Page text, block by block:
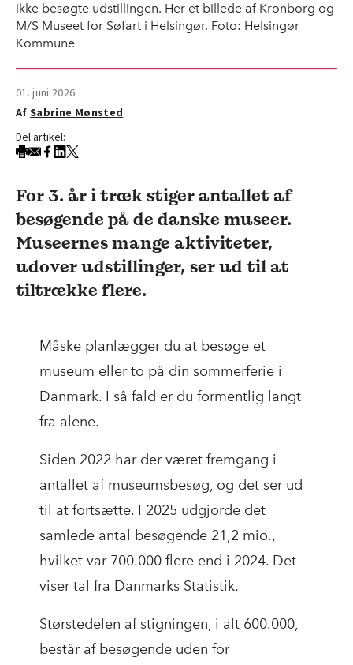
ikke besøgte udstillingen. Her et billede af Kronborg og
M/S Museet for Søfart i Helsingør. Foto: Helsingør
Kommune
01. juni 2026
AfSabrine Mønsted
Del artikel:
For 3. år i træk stiger antallet af
besøgende på de danske museer.
Museernes mange aktiviteter,
udover udstillinger, ser ud til at
tiltrække flere.
Måske planlægger du at besøge et
museum eller to på din sommerferie i
Danmark. I så fald er du formentlig langt
fra alene.
Siden 2022 har der været fremgang i
antallet af museumsbesøg, og det ser ud
til at fortsætte. I 2025 udgjorde det
samlede antal besøgende 21,2 mio.,
hvilket var 700.000 flere end i 2024. Det
viser tal fra Danmarks Statistik.
Størstedelen af stigningen, i alt 600.000,
består af besøgende uden for